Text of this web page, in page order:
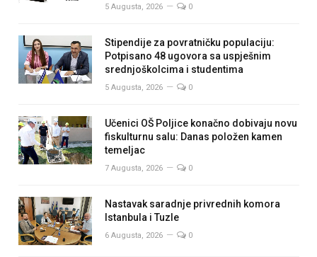
5 Augusta, 2026 0
Stipendije za povratničku populaciju:
Potpisano 48 ugovora sa uspješnim
srednjoškolcima i studentima
5 Augusta, 2026 0
Učenici OŠ Poljice konačno dobivaju novu
fiskulturnu salu: Danas položen kamen
temeljac
7 Augusta, 2026 0
Nastavak saradnje privrednih komora
Istanbula i Tuzle
6 Augusta, 2026 0